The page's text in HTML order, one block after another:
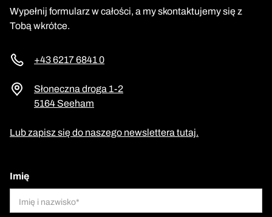
Wypełnij formularz w całości, a my skontaktujemy się z
Tobą wkrótce.
+43 6217 6841 0
Słoneczna droga 1-2
5164 Seeham
Lub zapisz się do naszego newslettera tutaj.
Imię